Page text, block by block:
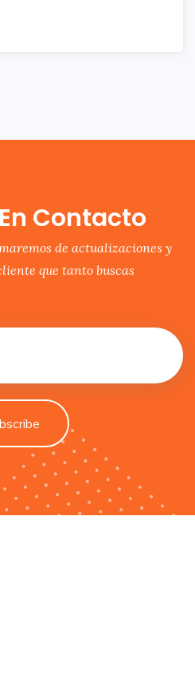
Contacto
de actualizaciones y
que tanto buscas